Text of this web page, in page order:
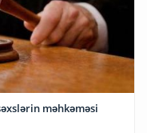
məhkəməsi